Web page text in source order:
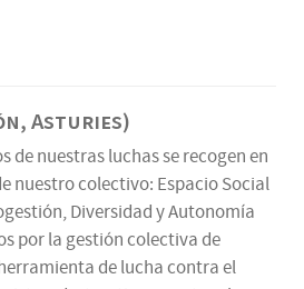
Asturies)
de nuestras luchas se recogen en
nuestro colectivo: Espacio Social
Diversidad y Autonomía
por la gestión colectiva de
de lucha contra el